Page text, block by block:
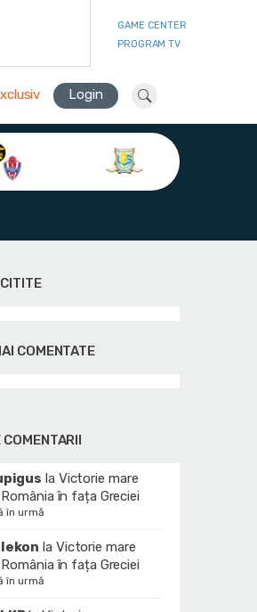
GAME CENTER
PROGRAM TV
Login
COMENTATE
la Victorie mare
în fața Greciei
în urmă
la Victorie mare
în fața Greciei
în urmă